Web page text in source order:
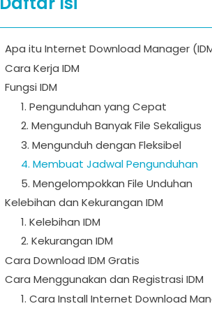
Apa itu Internet Download Manager
Cara Kerja IDM
Fungsi IDM
1. Pengunduhan yang Cepat
2. Mengunduh Banyak File Sekaligus
3. Mengunduh dengan Fleksibel
4. Membuat Jadwal Pengunduhan
5. Mengelompokkan File Unduhan
Kelebihan dan Kekurangan IDM
1. Kelebihan IDM
2. Kekurangan IDM
Cara Download IDM Gratis
Cara Menggunakan dan Registrasi IDM
1. Cara Install Internet Download